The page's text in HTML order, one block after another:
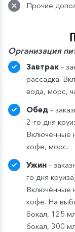
Прочие
Организация
Завтрак –
рассадка.
вода, морс,
Обед –
2-го дня
Включённые
кофе, морс.
Ужин –
го дня
Включённые
кофе. На
бокал, 125
бокал, 300